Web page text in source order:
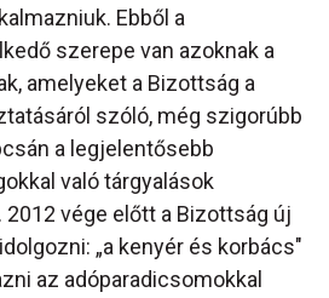
Ebből a
szerepe van azoknak a
amelyeket a Bizottság a
szóló, még szigorúbb
a legjelentősebb
való tárgyalások
2012 vége előtt a Bizottság új
„a kenyér és korbács"
az adóparadicsomokkal